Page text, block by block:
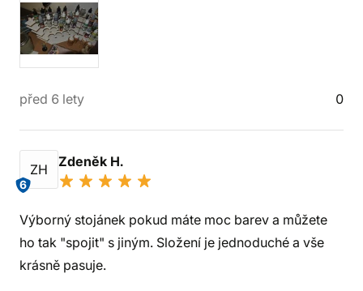
před 6 lety 0
ZH
6
Zdeněk H.
Výborný stojánek pokud máte moc barev a můžete
ho tak "spojit" s jiným. Složení je jednoduché a vše
krásně pasuje.